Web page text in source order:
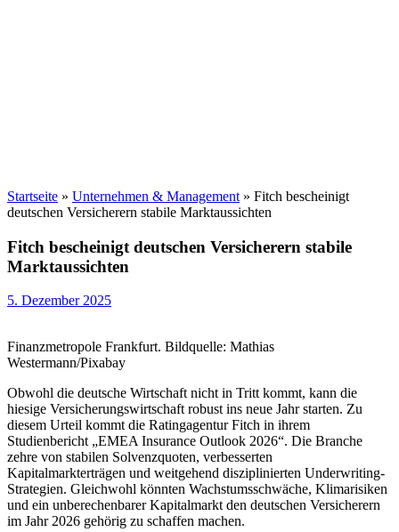
Startseite » Unternehmen & Management » Fitch bescheinigt
deutschen Versicherern stabile Marktaussichten
Fitch bescheinigt deutschen Versicherern stabile
Marktaussichten
5. Dezember 2025
Finanzmetropole Frankfurt. Bildquelle: Mathias
Westermann/Pixabay
Obwohl die deutsche Wirtschaft nicht in Tritt kommt, kann die
hiesige Versicherungswirtschaft robust ins neue Jahr starten. Zu
diesem Urteil kommt die Ratingagentur Fitch in ihrem
Studienbericht „EMEA Insurance Outlook 2026“. Die Branche
zehre von stabilen Solvenzquoten, verbesserten
Kapitalmarkterträgen und weitgehend disziplinierten Underwriting-
Strategien. Gleichwohl könnten Wachstumsschwäche, Klimarisiken
und ein unberechenbarer Kapitalmarkt den deutschen Versicherern
im Jahr 2026 gehörig zu schaffen machen.